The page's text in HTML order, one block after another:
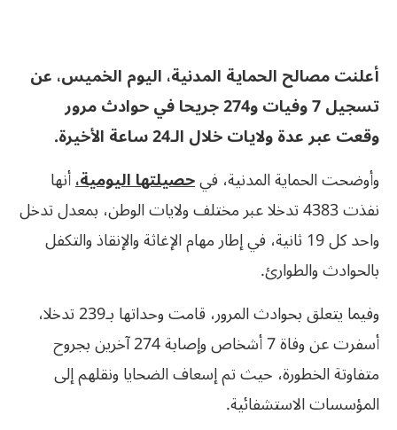
أعلنت مصالح الحماية المدنية، اليوم الخميس، عن
تسجيل 7 وفيات و274 جريحا في حوادث مرور
وقعت عبر عدة ولايات خلال الـ24 ساعة الأخيرة.
وأوضحت الحماية المدنية، فيحصيلتها اليومية،أنها
نفذت 4383 تدخلا عبر مختلف ولايات الوطن، بمعدل تدخل
واحد كل 19 ثانية، في إطار مهام الإغاثة والإنقاذ والتكفل
بالحوادث والطوارئ.
وفيما يتعلق بحوادث المرور، قامت وحداتها بـ239 تدخلا،
أسفرت عن وفاة 7 أشخاص وإصابة 274 آخرين بجروح
متفاوتة الخطورة، حيث تم إسعاف الضحايا ونقلهم إلى
المؤسسات الاستشفائية.